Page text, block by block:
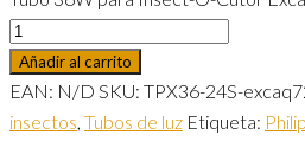
Añadir al carrito
EAN: N/D SKU: TPX36-24S-
insectos, Tubos de luz Etiqueta: